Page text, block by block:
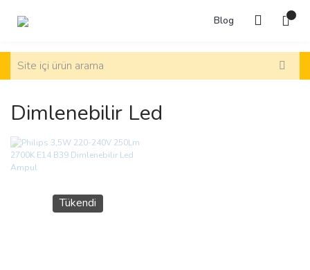
Blog
Dimlenebilir Led
Tükendi